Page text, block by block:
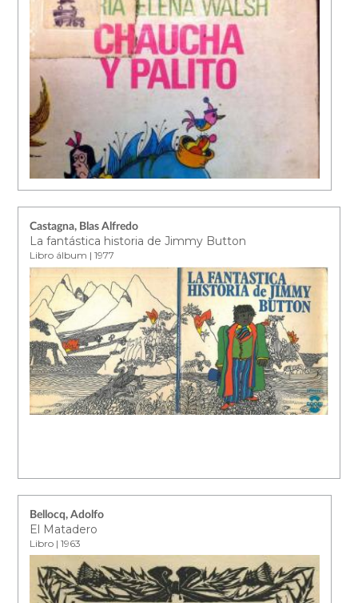
Castagna, Blas Alfredo
La fantástica historia de Jimmy Button
Libro álbum | 1977
Bellocq, Adolfo
El Matadero
Libro | 1963